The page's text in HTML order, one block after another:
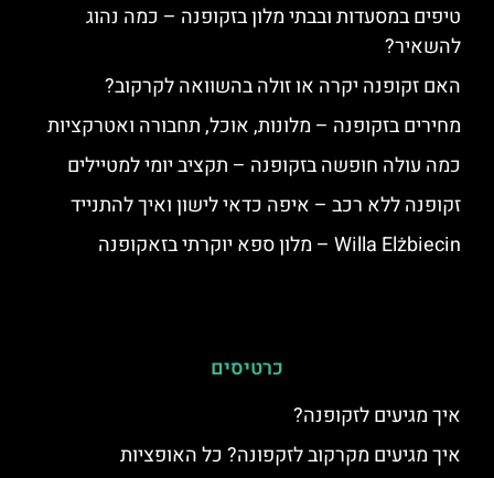
טיפים במסעדות ובבתי מלון בזקופנה – כמה נהוג
להשאיר?
האם זקופנה יקרה או זולה בהשוואה לקרקוב?
מחירים בזקופנה – מלונות, אוכל, תחבורה ואטרקציות
כמה עולה חופשה בזקופנה – תקציב יומי למטיילים
זקופנה ללא רכב – איפה כדאי לישון ואיך להתנייד
Willa Elżbiecin – מלון ספא יוקרתי בזאקופנה
כרטיסים
איך מגיעים לזקופנה?
איך מגיעים מקרקוב לזקפונה? כל האופציות